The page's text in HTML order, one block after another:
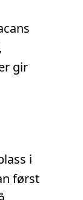
gir
i
først